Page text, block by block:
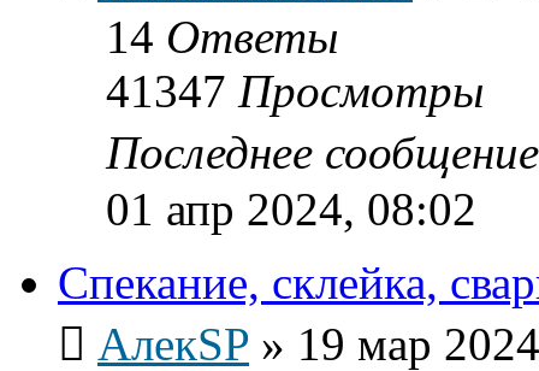
14 Ответы
41347 Просмотры
Последнее
01 апр 2024, 08:02
Спекание, склейка,
АлекSP » 19 мар